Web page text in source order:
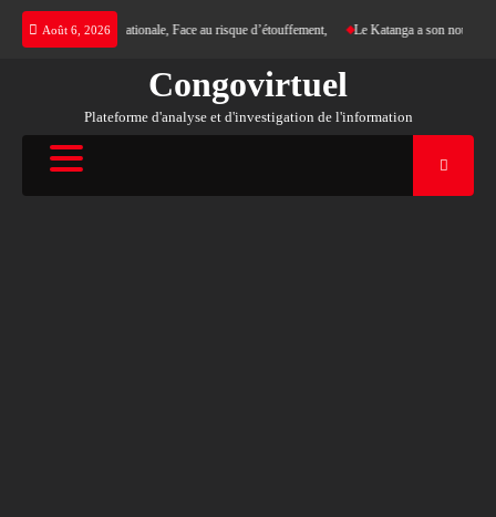
Skip
Août 6, 2026
justice internationale, Face au risque d’étouffement, Le Katanga a son nouveau
Congovirtuel
Plateforme d'analyse et d'investigation de l'information